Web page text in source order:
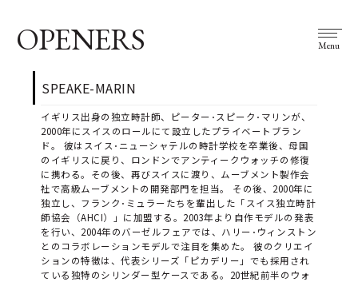
OPENERS Menu
SPEAKE-MARIN
イギリス出身の独立時計師、ピーター･スピーク･マリンが、
2000年にスイスのロールにて設立したプライベートブラン
ド。 彼はスイス･ニューシャテルの時計学校を卒業後、母国
のイギリスに戻り、ロンドンでアンティークウォッチの修復
に携わる。その後、再びスイスに渡り、ムーブメント製作会
社で高級ムーブメントの開発部門を担当。 その後、2000年に
独立し、フランク･ミュラーたちを輩出した「スイス独立時計
師協会（AHCI）」に加盟する。2003年より自作モデルの発表
を行い、2004年のバーゼルフェアでは、ハリー･ウィンストン
とのコラボレーションモデルで注目を集めた。 彼のクリエイ
ションの特徴は、代表シリーズ「ピカデリー」でも採用され
ている独特のシリンダー型ケースである。20世紀前半のウォ